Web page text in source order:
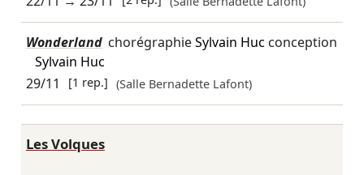
Wonderland chorégraphieSylvain Huc conception
Sylvain Huc
29/11
[1 rep.] (Salle Bernadette Lafont)
Les Volques